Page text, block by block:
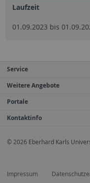
Laufzeit
01.09.2023 bis
Service
Weitere Angebote
Portale
Kontaktinfo
© 2026 Eberhard Karls
Impressum